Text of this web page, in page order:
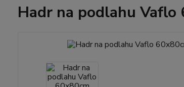
Hadr na podlahu Vaflo